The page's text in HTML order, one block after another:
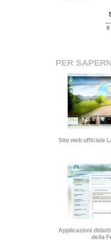
PER
Sito web ufficiale
Applicazioni
della